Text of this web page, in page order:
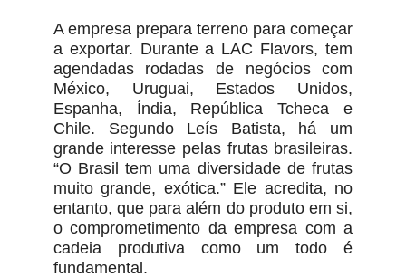
A empresa prepara terreno para começar
a exportar. Durante a LAC Flavors, tem
agendadas rodadas de negócios com
México, Uruguai, Estados Unidos,
Espanha, Índia, República Tcheca e
Chile. Segundo Leís Batista, há um
grande interesse pelas frutas brasileiras.
“O Brasil tem uma diversidade de frutas
muito grande, exótica.” Ele acredita, no
entanto, que para além do produto em si,
o comprometimento da empresa com a
cadeia produtiva como um todo é
fundamental.